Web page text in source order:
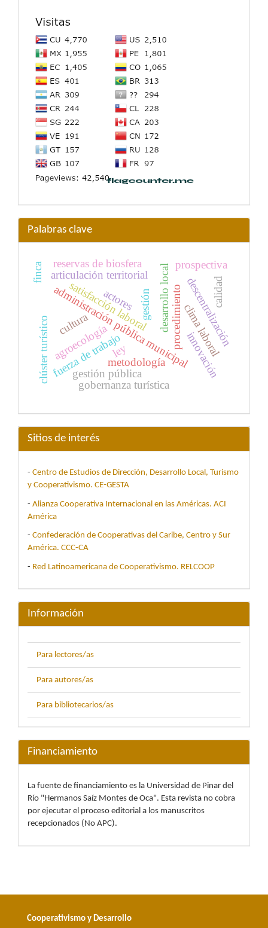
Palabras clave
administración pública municipal
desarrollo local
fuerza de trabajo
gestión pública
articulación territorial
clúster turístico
gobernanza turística
satisfacción laboral procedimiento
gestión clima laboral
metodología
reservas de biosfera
agroecología
prospectiva
descentralización
actores
cultura
innovación
ley
calidad
finca
Sitios de interés
- Centro de Estudios de Dirección, Desarrollo Local, Turismo
y Cooperativismo. CE-GESTA
- Alianza Cooperativa Internacional en las Américas. ACI
América
- Confederación de Cooperativas del Caribe, Centro y Sur
América. CCC-CA
- Red Latinoamericana de Cooperativismo. RELCOOP
Información
Para lectores/as
Para autores/as
Para bibliotecarios/as
Financiamiento
La fuente de financiamiento es la Universidad de Pinar del
Río "Hermanos Saíz Montes de Oca". Esta revista no cobra
por ejecutar el proceso editorial a los manuscritos
recepcionados (No APC).
Cooperativismo y Desarrollo